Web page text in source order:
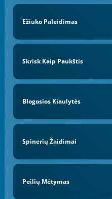
Ežiuko Paleidimas
Skrisk Kaip Paukštis
Blogosios Kiaulytės
Spinerių Žaidimai
Peilių Mėtymas